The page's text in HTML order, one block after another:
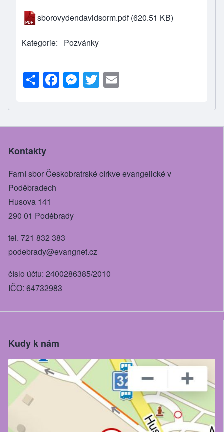
sborovydendavidsorm.pdf (620.51 KB)
Kategorie Pozvánky
S
h
ar
e
F
a
c
e
o
M
e
ss
e
er
T
wi
tt
er
ail
Kontakty
Farní sbor Českobratrské církve evangelické v
Poděbradech
Husova 141
290 01 Poděbrady
tel. 721 832 383
podebrady@evangnet.cz
číslo účtu: 2400286385/2010
IČO: 64732983
Kudy k nám